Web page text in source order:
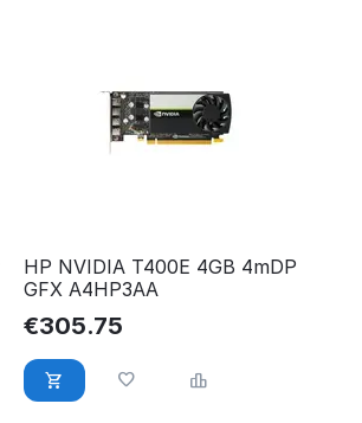
HP NVIDIA T400E 4GB 4mDP
GFX A4HP3AA
€305.75